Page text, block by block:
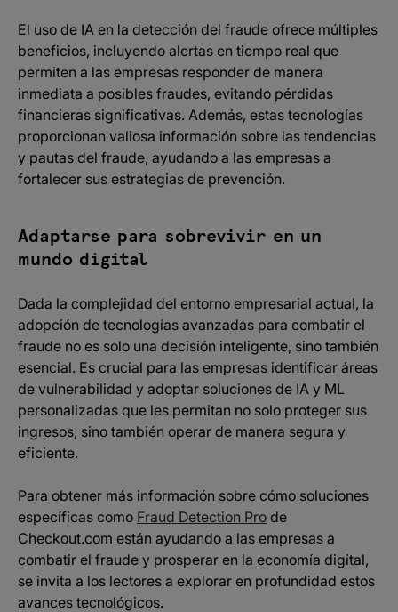
El uso de IA en la detección del fraude ofrece múltiples
beneficios, incluyendo alertas en tiempo real que
permiten a las empresas responder de manera
inmediata a posibles fraudes, evitando pérdidas
financieras significativas. Además, estas tecnologías
proporcionan valiosa información sobre las tendencias
y pautas del fraude, ayudando a las empresas a
fortalecer sus estrategias de prevención.
Adaptarse para sobrevivir en un
mundo digital
Dada la complejidad del entorno empresarial actual, la
adopción de tecnologías avanzadas para combatir el
fraude no es solo una decisión inteligente, sino también
esencial. Es crucial para las empresas identificar áreas
de vulnerabilidad y adoptar soluciones de IA y ML
personalizadas que les permitan no solo proteger sus
ingresos, sino también operar de manera segura y
eficiente.
Para obtener más información sobre cómo soluciones
específicas como Fraud Detection Pro de
Checkout.com están ayudando a las empresas a
combatir el fraude y prosperar en la economía digital,
se invita a los lectores a explorar en profundidad estos
avances tecnológicos.